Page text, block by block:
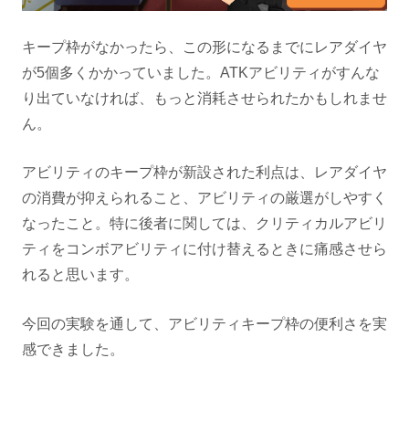
キープ枠がなかったら、この形になるまでにレアダイヤ
が5個多くかかっていました。ATKアビリティがすんな
り出ていなければ、もっと消耗させられたかもしれませ
ん。
アビリティのキープ枠が新設された利点は、レアダイヤ
の消費が抑えられること、アビリティの厳選がしやすく
なったこと。特に後者に関しては、クリティカルアビリ
ティをコンボアビリティに付け替えるときに痛感させら
れると思います。
今回の実験を通して、アビリティキープ枠の便利さを実
感できました。